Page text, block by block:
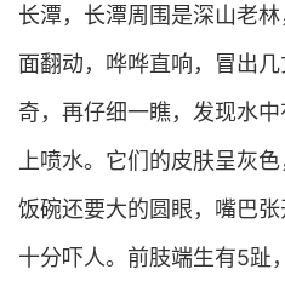
长潭，长潭周围是深山老
面翻动，哗哗直响，冒出
奇，再仔细一瞧，发现水
上喷水。它们的皮肤呈灰
饭碗还要大的圆眼，嘴巴
十分吓人。前肢端生有5趾